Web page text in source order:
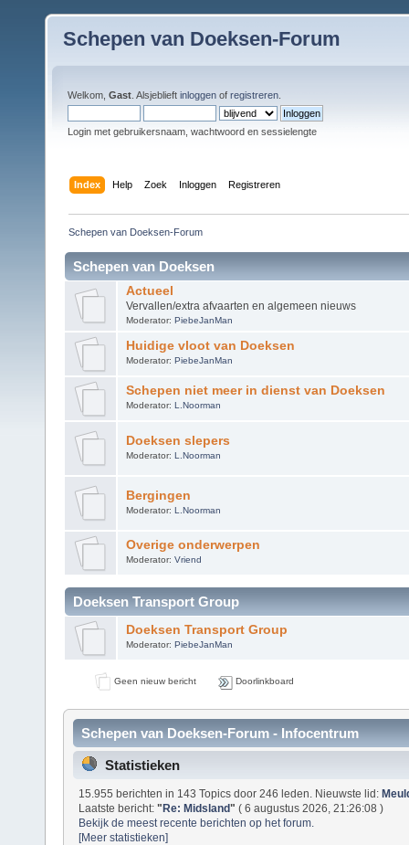
Schepen van Doeksen-Forum
Welkom, Gast . Alsjeblieft inloggen of registreren
Login met gebruikersnaam, wachtwoord en sessielengte
Index Help Zoek Inloggen Registreren
Schepen van Doeksen-Forum
Schepen van Doeksen
Actueel
Vervallen/extra afvaarten en algemeen nieuws
Moderator: PiebeJanMan
Huidige vloot van Doeksen
Moderator: PiebeJanMan
Schepen niet meer in dienst van Doeksen
Moderator: L.Noorman
Doeksen slepers
Moderator: L.Noorman
Bergingen
Moderator: L.Noorman
Overige onderwerpen
Moderator: Vriend
Doeksen Transport Group
Doeksen Transport Group
Moderator: PiebeJanMan
Geen nieuw bericht Doorlinkboard
Schepen van Doeksen-Forum - Infocentrum
Statistieken
15.955 berichten in 143 Topics door 246 leden. Nieuwste lid:
Laatste bericht:"Re: Midsland" ( 6 augustus 2026, 21:26:08 )
Bekijk de meest recente berichten op het forum.
[Meer statistieken]